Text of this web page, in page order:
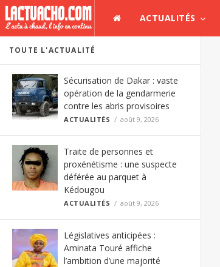
ACTUALITÉS
TOUTE L'ACTUALITÉ
Sécurisation de Dakar : vaste
opération de la gendarmerie
contre les abris provisoires
ACTUALITÉS août 9, 2026
Traite de personnes et
proxénétisme : une suspecte
déférée au parquet à
Kédougou
ACTUALITÉS août 9, 2026
Législatives anticipées :
Aminata Touré affiche
l’ambition d’une majorité